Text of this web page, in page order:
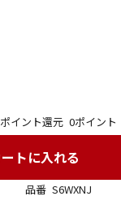
品番 S6WXNJ
ポイント還元 0ポイント